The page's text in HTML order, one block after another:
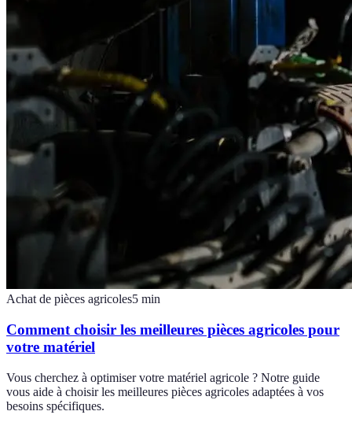
Achat de pièces agricoles5 min
Comment choisir les meilleures pièces agricoles pour
votre matériel
Vous cherchez à optimiser votre matériel agricole ? Notre guide
vous aide à choisir les meilleures pièces agricoles adaptées à vos
besoins spécifiques.